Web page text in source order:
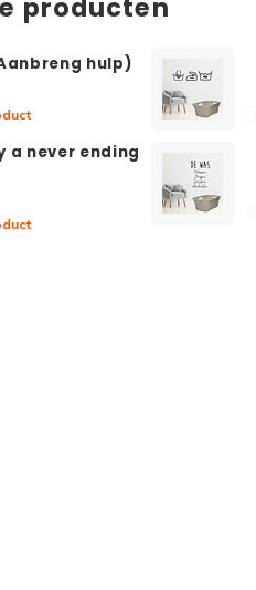
producten
hulp)
a never ending